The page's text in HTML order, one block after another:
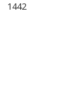
1442